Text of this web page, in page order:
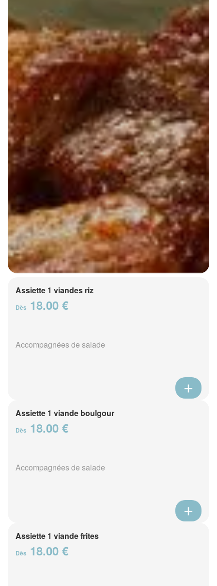
Assiette 1 viandes riz
Dès 18.00 €
Accompagnées de salade
Assiette 1 viande boulgour
Dès 18.00 €
Accompagnées de salade
Assiette 1 viande frites
Dès 18.00 €